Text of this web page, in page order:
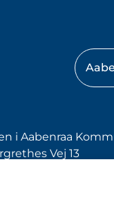
i Aabenraa
Vej 13